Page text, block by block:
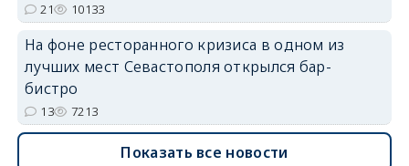
21 10133
На фоне ресторанного кризиса в одном из
лучших мест Севастополя открылся бар-
бистро
13 7213
Показать все новости